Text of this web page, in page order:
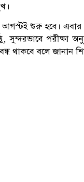
শুরু হবে। এবার
পরীক্ষা
থাকবে বলে জানান